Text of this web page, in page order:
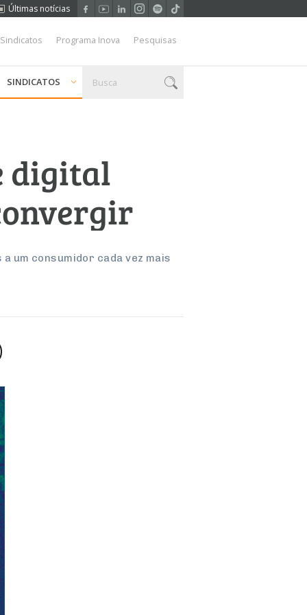
Últimas notícias
Programa Inova Pesquisas
SINDICATOS
digital
um consumidor cada vez mais